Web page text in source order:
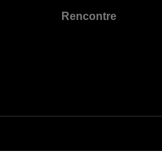
Rencontre